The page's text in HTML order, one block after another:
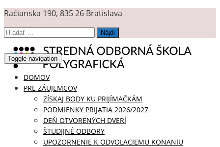
Račianska 190, 835 26 Bratislava
Hľadať:
Toggle navigation
DOMOV
PRE ZÁUJEMCOV
ZÍSKAJ BODY KU PRIJÍMAČKÁM
PODMIENKY PRIJATIA 2026/2027
DEŇ OTVORENÝCH DVERÍ
ŠTUDIJNÉ ODBORY
UPOZORNENIE K ODVOLACIEMU KONANIU